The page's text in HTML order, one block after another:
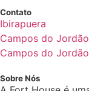
Contato
Ibirapuera
Campos do
Campos do
Sobre Nós